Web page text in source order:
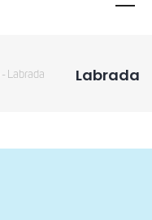
Labrada
- Labrada